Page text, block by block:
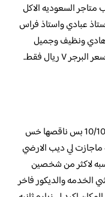
السعوديه الاكل
عبادي واستاذ فراس
ونظيف وجميل
وعندهم خصومات للصحة وسابك وغيره وسعر البرجر ٧ ريال فقط..
كاساديا كلاسيكية 10/10 قارليك برجر دجاج 10/10 بس ناقصها خس
ماجازت لي ديب الارضي
كبيره مناسبه لاكثر من شخصين
الخدمه والديكور فاخر